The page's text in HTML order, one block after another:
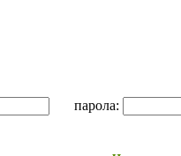
парола: